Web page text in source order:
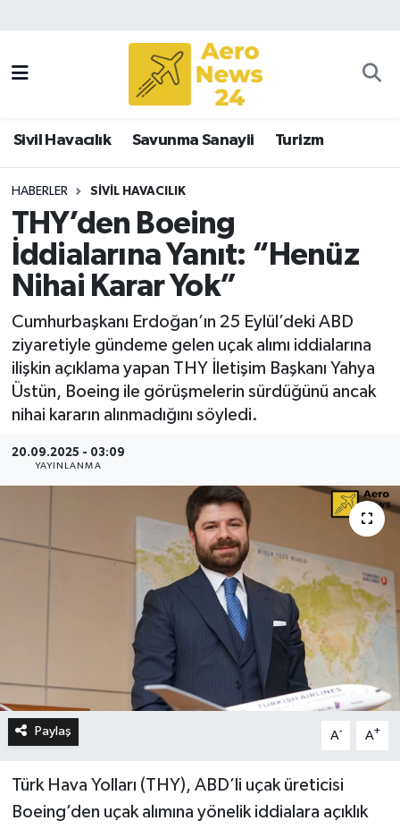
Sivil Havacılık Savunma Sanayii Turizm
HABERLER SIVIL HAVACILIK
THY’den Boeing
İddialarına Yanıt: “Henüz
Nihai Karar Yok”
Cumhurbaşkanı Erdoğan’ın 25 Eylül’deki ABD
ziyaretiyle gündeme gelen uçak alımı iddialarına
ilişkin açıklama yapan THY İletişim Başkanı Yahya
Üstün, Boeing ile görüşmelerin sürdüğünü ancak
nihai kararın alınmadığını söyledi.
20.09.2025 - 03:09
YAYINLANMA
Paylaş A- A+
Türk Hava Yolları (THY), ABD’li uçak üreticisi
Boeing’den uçak alımına yönelik iddialara açıklık